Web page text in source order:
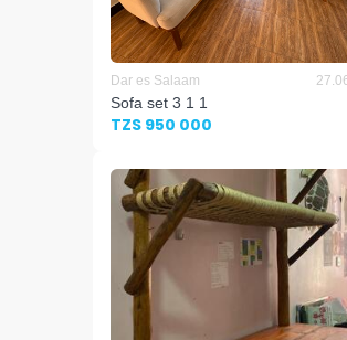
Dar es Salaam
Sofa set 3 1 1
TZS 950 000